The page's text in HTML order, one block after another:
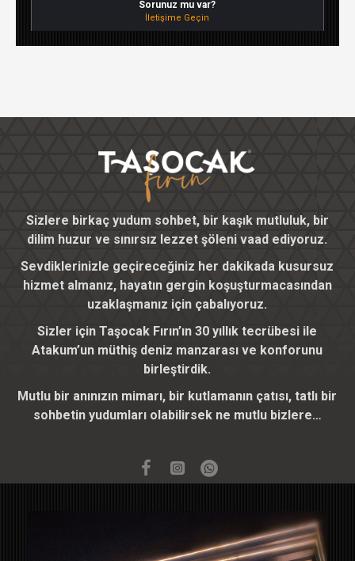
Sorunuz mu var?
İletişime Geçin
Sizlere birkaç yudum sohbet, bir kaşık mutluluk, bir
dilim huzur ve sınırsız lezzet şöleni vaad ediyoruz.
Sevdiklerinizle geçireceğiniz her dakikada kusursuz
hizmet almanız, hayatın gergin koşuşturmacasından
uzaklaşmanız için çabalıyoruz.
Sizler için Taşocak Fırın’ın 30 yıllık tecrübesi ile
Atakum’un müthiş deniz manzarası ve konforunu
birleştirdik.
Mutlu bir anınızın mimarı, bir kutlamanın çatısı, tatlı bir
sohbetin yudumları olabilirsek ne mutlu bizlere…